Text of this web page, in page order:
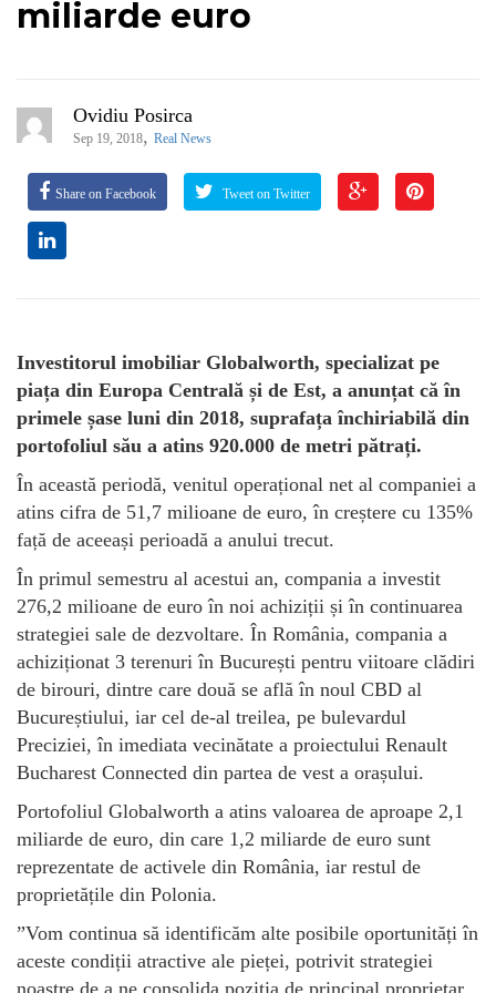
miliarde euro
Ovidiu Posirca
Sep 19, 2018, Real News
Share on Facebook Tweet on Twitter
Investitorul imobiliar Globalworth, specializat pe
piața din Europa Centrală și de Est, a anunțat că în
primele șase luni din 2018, suprafața închiriabilă din
portofoliul său a atins 920.000 de metri pătrați.
În această periodă, venitul operațional net al companiei a
atins cifra de 51,7 milioane de euro, în creștere cu 135%
față de aceeași perioadă a anului trecut.
În primul semestru al acestui an, compania a investit
276,2 milioane de euro în noi achiziții și în continuarea
strategiei sale de dezvoltare. În România, compania a
achiziționat 3 terenuri în București pentru viitoare clădiri
de birouri, dintre care două se află în noul CBD al
Bucureștiului, iar cel de-al treilea, pe bulevardul
Preciziei, în imediata vecinătate a proiectului Renault
Bucharest Connected din partea de vest a orașului.
Portofoliul Globalworth a atins valoarea de aproape 2,1
miliarde de euro, din care 1,2 miliarde de euro sunt
reprezentate de activele din România, iar restul de
proprietățile din Polonia.
”Vom continua să identificăm alte posibile oportunități în
aceste condiții atractive ale pieței, potrivit strategiei
noastre de a ne consolida poziția de principal proprietar